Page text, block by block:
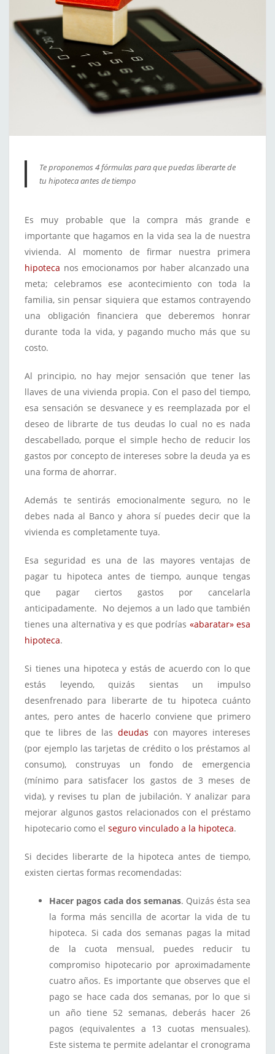
Te proponemos 4 fórmulas para que puedas liberarte de
tu hipoteca antes de tiempo
Es muy probable que la compra más grande e
importante que hagamos en la vida sea la de nuestra
vivienda. Al momento de firmar nuestra primera
hipoteca nos emocionamos por haber alcanzado una
meta; celebramos ese acontecimiento con toda la
familia, sin pensar siquiera que estamos contrayendo
una obligación financiera que deberemos honrar
durante toda la vida, y pagando mucho más que su
costo.
Al principio, no hay mejor sensación que tener las
llaves de una vivienda propia. Con el paso del tiempo,
esa sensación se desvanece y es reemplazada por el
deseo de librarte de tus deudas lo cual no es nada
descabellado, porque el simple hecho de reducir los
gastos por concepto de intereses sobre la deuda ya es
una forma de ahorrar.
Además te sentirás emocionalmente seguro, no le
debes nada al Banco y ahora sí puedes decir que la
vivienda es completamente tuya.
Esa seguridad es una de las mayores ventajas de
pagar tu hipoteca antes de tiempo, aunque tengas
que pagar ciertos gastos por cancelarla
anticipadamente. No dejemos a un lado que también
tienes una alternativa y es que podrías «abaratar» esa
hipoteca.
Si tienes una hipoteca y estás de acuerdo con lo que
estás leyendo, quizás sientas un impulso
desenfrenado para liberarte de tu hipoteca cuánto
antes, pero antes de hacerlo conviene que primero
que te libres de las deudas con mayores intereses
(por ejemplo las tarjetas de crédito o los préstamos al
consumo), construyas un fondo de emergencia
(mínimo para satisfacer los gastos de 3 meses de
vida), y revises tu plan de jubilación. Y analizar para
mejorar algunos gastos relacionados con el préstamo
hipotecario como el seguro vinculado a la hipoteca.
Si decides liberarte de la hipoteca antes de tiempo,
existen ciertas formas recomendadas:
Hacer pagos cada dos semanas. Quizás ésta sea
la forma más sencilla de acortar la vida de tu
hipoteca. Si cada dos semanas pagas la mitad
de la cuota mensual, puedes reducir tu
compromiso hipotecario por aproximadamente
cuatro años. Es importante que observes que el
pago se hace cada dos semanas, por lo que si
un año tiene 52 semanas, deberás hacer 26
pagos (equivalentes a 13 cuotas mensuales).
Este sistema te permite adelantar el cronograma